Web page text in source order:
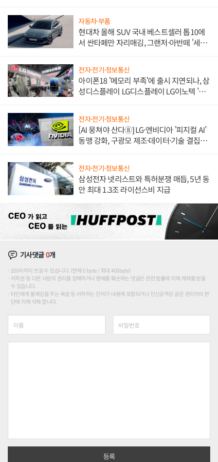
자동차·부품
현대차 올해 SUV 국내 베스트셀러 톱10에
서 싼타페만 자리매김, 그랜저·아반떼 '세단
전자·전기·정보통신
아이폰18 '메모리 부족'에 출시 지연되나, 삼
성디스플레이 LG디스플레이 LG이노텍 '탈
전자·전기·정보통신
[AI 뭉쳐야 산다⑧] LG·엔비디아 '피지컬 AI'
동맹 강화, 구광모 제조·데이터·기술 결집
전자·전기·정보통신
삼성전자 넷리스트와 특허분쟁 매듭, 5년 동
안 최대 1.3조 라이선스비 지급
기사댓글0개
200자까지 쓰실 수 있습니다. (현재 0 byte / 최대 400byte)
저작권 등 다른 사람의 권리를 침해하거나 명예를 훼손하는 댓글은 관련 법률에 의해 제재를 받을
수 있습니다.
타인에게 불쾌감을 주는 욕설 등 비하하는 단어가 내용에 포함되거나 인신공격성 글은 관리자의 판
단에 의해 삭제 합니다.